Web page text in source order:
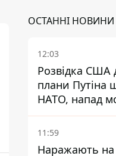
ОСТАННІ НОВИНИ
12:03
Розвідка США
плани Путіна
НАТО, напад
восени – у
деталі
11:59
Наражають на